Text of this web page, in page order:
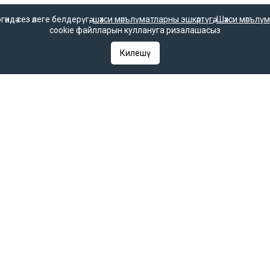
һәм гаммәви коммуникацияләрне күзәтчелек хезмәте
2025 елның 7 октябрендә элемтә, мәгълүмати технологияләр һәм
гаммәви коммуникацияләрне күзәтчелек хезмәте (Роскомнадзор)
турында» законының 23 маддәсе буенча, «Татар-информ»
сез әлеге белдерүгә,шәхси мәгълүматларны эшкәртүгә,Шәхси
cookie файлларын куллануга ризалашасыз
Килешү